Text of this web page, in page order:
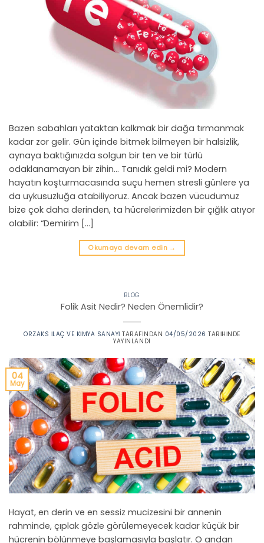
Bazen sabahları yataktan kalkmak bir dağa tırmanmak
kadar zor gelir. Gün içinde bitmek bilmeyen bir halsizlik,
aynaya baktığınızda solgun bir ten ve bir türlü
odaklanamayan bir zihin… Tanıdık geldi mi? Modern
hayatın koşturmacasında suçu hemen stresli günlere ya
da uykusuzluğa atabiliyoruz. Ancak bazen vücudumuz
bize çok daha derinden, ta hücrelerimizden bir çığlık atıyor
olabilir: “Demirim […]
Okumaya devam edin →
BLOG
Folik Asit Nedir? Neden Önemlidir?
ORZAKS İLAÇ VE KIMYA SANAYI TARAFINDAN 04/05/2026 TARIHINDE
YAYINLANDI
04
May
Hayat, en derin ve en sessiz mucizesini bir annenin
rahminde, çıplak gözle görülemeyecek kadar küçük bir
hücrenin bölünmeye başlamasıyla başlatır. O andan